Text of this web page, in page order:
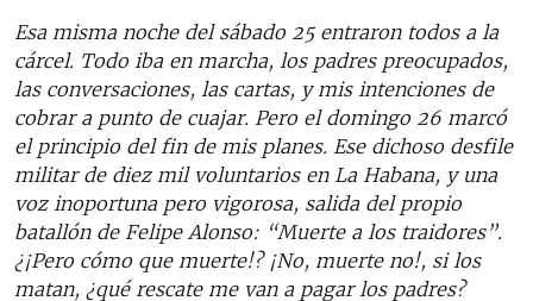
Esa misma noche del sábado 25 entraron todos a la
cárcel. Todo iba en marcha, los padres preocupados,
las conversaciones, las cartas, y mis intenciones de
cobrar a punto de cuajar. Pero el domingo 26 marcó
el principio del fin de mis planes. Ese dichoso desfile
militar de diez mil voluntarios en La Habana, y una
voz inoportuna pero vigorosa, salida del propio
batallón de Felipe Alonso: “Muerte a los traidores”.
¿¡Pero cómo que muerte!? ¡No, muerte no!, si los
matan, ¿qué rescate me van a pagar los padres?